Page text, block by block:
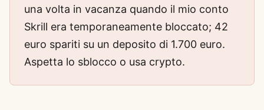
una volta in vacanza quando il mio conto
Skrill era temporaneamente bloccato; 42
euro spariti su un deposito di 1.700 euro.
Aspetta lo sblocco o usa crypto.